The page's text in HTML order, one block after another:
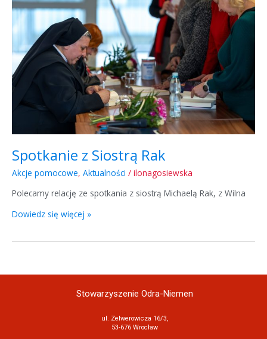
Spotkanie z Siostrą Rak
Akcje pomocowe, Aktualności / ilonagosiewska
Polecamy relację ze spotkania z siostrą Michaelą Rak, z Wilna
Dowiedz się więcej »
Stowarzyszenie Odra-Niemen
ul. Zelwerowicza 16/3,
53-676 Wrocław